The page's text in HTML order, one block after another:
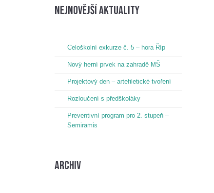
nejnovější aktuality
Celoškolní exkurze č. 5 – hora Říp
Nový herní prvek na zahradě MŠ
Projektový den – artefiletické tvoření
Rozloučení s předškoláky
Preventivní program pro 2. stupeň –
Semiramis
Archiv